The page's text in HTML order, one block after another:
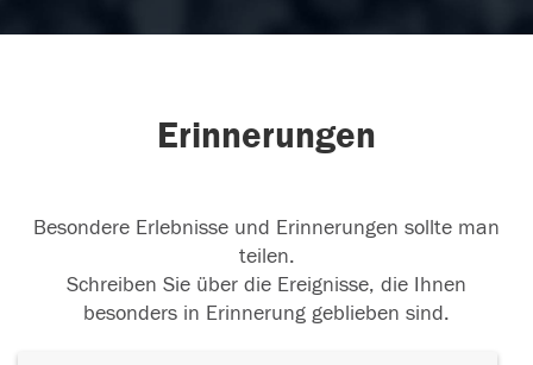
Erinnerungen
Besondere Erlebnisse und Erinnerungen sollte man
teilen.
Schreiben Sie über die Ereignisse, die Ihnen
besonders in Erinnerung geblieben sind.